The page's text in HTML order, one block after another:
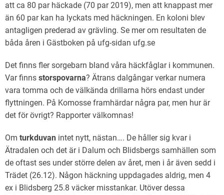
att ca 80 par häckade (70 par 2019), men att knappast mer
än 60 par kan ha lyckats med häckningen. En koloni blev
antagligen prederad av grävling. Se mer om resultaten de
båda åren i Gästboken på ufg-sidan ufg.se
Det finns fler sorgebarn bland våra häckfåglar i kommunen.
Var finns storspovarna? Ätrans dalgångar verkar numera
vara tomma och de välkända drillarna hörs endast under
flyttningen. På Komosse framhärdar några par, men hur är
det för övrigt? Rapporter välkomnas!
Om turkduvan intet nytt, nästan…. De håller sig kvar i
Ätradalen och det är i Dalum och Blidsbergs samhällen som
de oftast ses under större delen av året, men i år även sedd i
Trädet (26.12). Någon häckning uppdagades aldrig, men 4
ex i Blidsberg 25.8 väcker misstankar. Utöver dessa